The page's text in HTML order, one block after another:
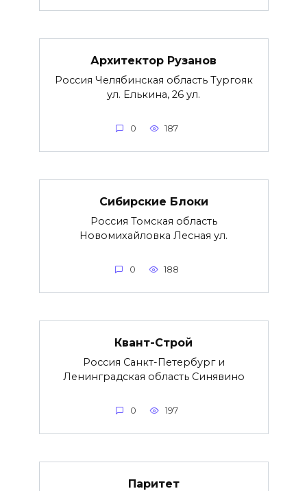
Архитектор Рузанов
Россия Челябинская область Тургояк
ул. Елькина, 26 ул.
0 187
Сибирские Блоки
Россия Томская область
Новомихайловка Лесная ул.
0 188
Квант-Строй
Россия Санкт-Петербург и
Ленинградская область Синявино
0 197
Паритет